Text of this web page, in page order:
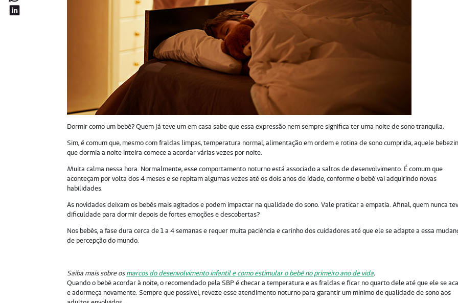
Dormir como um bebê? Quem já teve um em casa sabe que essa expressão nem sempre significa ter uma noite de sono tranquila.
Sim, é comum que, mesmo com fraldas limpas, temperatura normal, alimentação em ordem e rotina de sono cumprida, aquele
que dormia a noite inteira comece a acordar várias vezes por noite.
Muita calma nessa hora. Normalmente, esse comportamento noturno está associado a saltos de desenvolvimento. É comum que
aconteçam por volta dos 4 meses e se repitam algumas vezes até os dois anos de idade, conforme o bebê vai adquirindo novas
habilidades.
As novidades deixam os bebês mais agitados e podem impactar na qualidade do sono. Vale praticar a empatia. Afinal, quem nunca
dificuldade para dormir depois de fortes emoções e descobertas?
Nos bebês, a fase dura cerca de 1 a 4 semanas e requer muita paciência e carinho dos cuidadores até que ele se adapte a essa
de percepção do mundo.
Saiba mais sobre osmarcos do desenvolvimento infantil e como estimular o bebê no primeiro ano de vida.
Quando o bebê acordar à noite, o recomendado pela SBP é checar a temperatura e as fraldas e ficar no quarto dele até que ele se
e adormeça novamente. Sempre que possível, reveze esse atendimento noturno para garantir um mínimo de qualidade de sono aos